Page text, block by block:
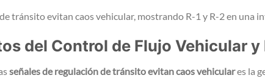
del Control de Flujo Vehicular y
señales de regulación de tránsito evitan caos vehiculares la